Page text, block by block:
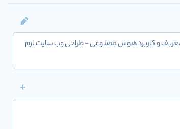
مبتنی بر هوش مصنوعی - تعریف و کاربرد هوش مصنوعی - طراحی وب سایت نرم